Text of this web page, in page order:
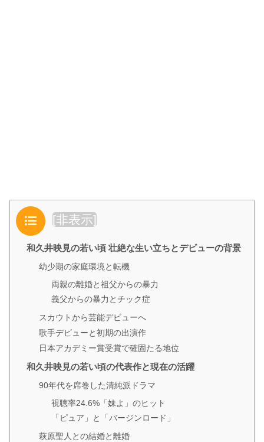
目次 [非表示]
和久井映見の若い頃 壮絶な生い立ちとデビューの背景
幼少期の家庭環境と転機
両親の離婚と祖父からの暴力
義父からの暴力とチック症
スカウトから芸能デビューへ
歌手デビューと初期の出演作
日本アカデミー賞受賞で確固たる地位
和久井映見の若い頃の代表作と現在の活躍
90年代を席巻した清純派ドラマ
視聴率24.6%「妹よ」のヒット
「ピュア」と「バージンロード」
萩原聖人との結婚と離婚